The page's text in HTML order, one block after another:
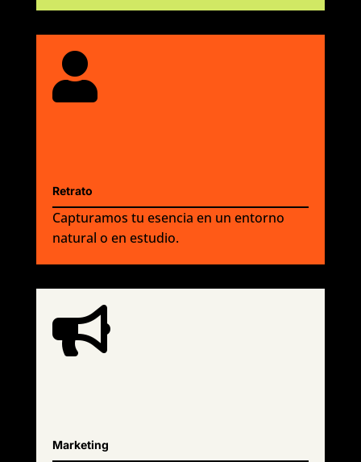

Retrato
Capturamos tu esencia en un entorno
natural o en estudio.

Marketing